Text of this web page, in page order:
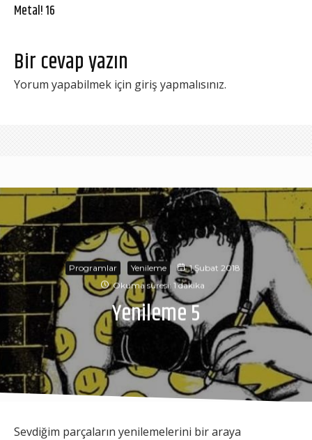
Metal! 16
Bir cevap yazın
Yorum yapabilmek için giriş yapmalısınız.
Programlar Yenileme
1 Şubat 2018
Okuma süresi: 1 dakika
Yenileme 5
Sevdiğim parçaların yenilemelerini bir araya